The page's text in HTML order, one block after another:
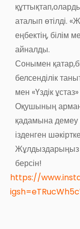
аталып өтілді.
еңбектің, білім
айналды.
Сонымен
белсенділік
мен «Үздік
Оқушының
қадамына демеу
ізденген
Жұлдыздарыңыз
берсін!
https://